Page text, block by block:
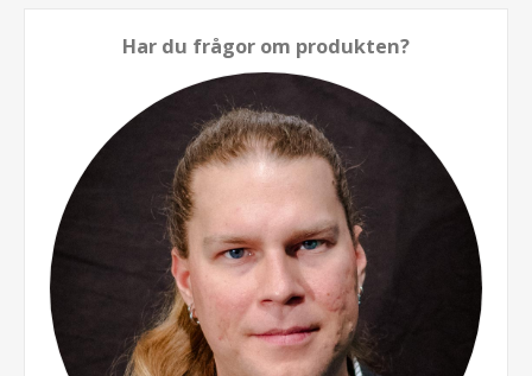
Har du frågor om produkten?